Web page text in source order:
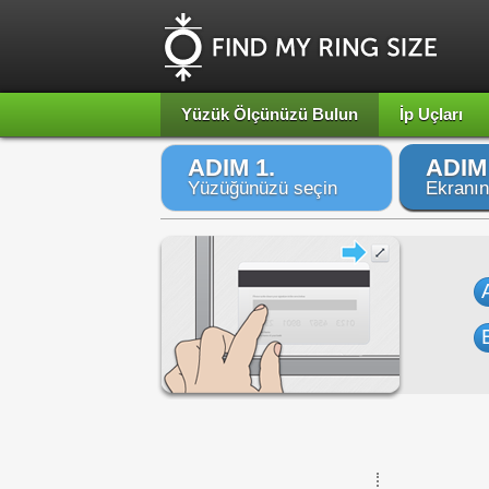
Yüzük Ölçünüzü Bulun İp Uçları
ADIM 1.
Yüzüğünüzü seçin